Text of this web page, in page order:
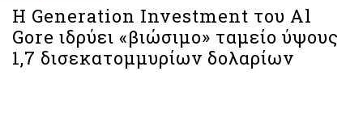
Η Generation Investment του Al
Gore ιδρύει «βιώσιμο» ταμείο ύψους
1,7 δισεκατομμυρίων δολαρίων